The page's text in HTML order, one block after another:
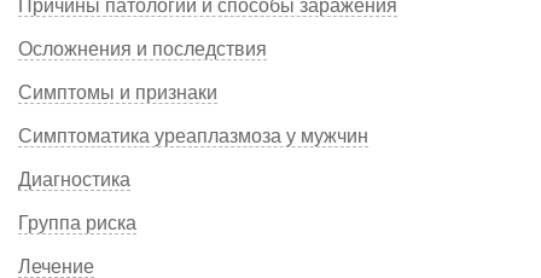
Причины патологии и способы заражения
Осложнения и последствия
Симптомы и признаки
Симптоматика уреаплазмоза у мужчин
Диагностика
Группа риска
Лечение